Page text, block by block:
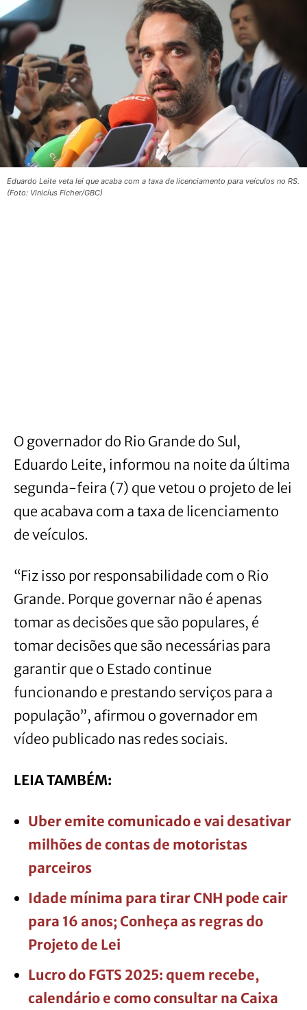
Eduardo Leite veta lei que acaba com a taxa de licenciamento para veículos no RS.
(Foto: Vinicíus Ficher/GBC)
O governador do Rio Grande do Sul,
Eduardo Leite, informou na noite da última
segunda-feira (7) que vetou o projeto de lei
que acabava com a taxa de licenciamento
de veículos.
“Fiz isso por responsabilidade com o Rio
Grande. Porque governar não é apenas
tomar as decisões que são populares, é
tomar decisões que são necessárias para
garantir que o Estado continue
funcionando e prestando serviços para a
população”, afirmou o governador em
vídeo publicado nas redes sociais.
LEIA TAMBÉM:
Uber emite comunicado e vai desativar
milhões de contas de motoristas
parceiros
Idade mínima para tirar CNH pode cair
para 16 anos; Conheça as regras do
Projeto de Lei
Lucro do FGTS 2025: quem recebe,
calendário e como consultar na Caixa